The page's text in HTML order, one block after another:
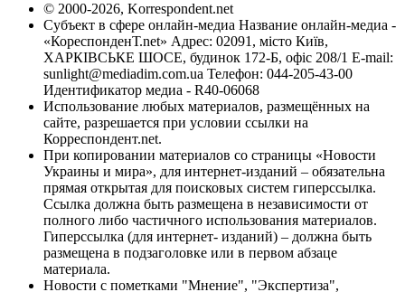
© 2000-2026, Korrespondent.net
Субъект в сфере онлайн-медиа Название онлайн-медиа -
«КореспонденТ.net» Адрес: 02091, місто Київ,
ХАРКІВСЬКЕ ШОСЕ, будинок 172-Б, офіс 208/1 E-mail:
sunlight@mediadim.com.ua Телефон: 044-205-43-00
Идентификатор медиа - R40-06068
Использование любых материалов, размещённых на
сайте, разрешается при условии ссылки на
Корреспондент.net.
При копировании материалов со страницы «Новости
Украины и мира», для интернет-изданий – обязательна
прямая открытая для поисковых систем гиперссылка.
Ссылка должна быть размещена в независимости от
полного либо частичного использования материалов.
Гиперссылка (для интернет- изданий) – должна быть
размещена в подзаголовке или в первом абзаце
материала.
Новости с пометками "Мнение", "Экспертиза",